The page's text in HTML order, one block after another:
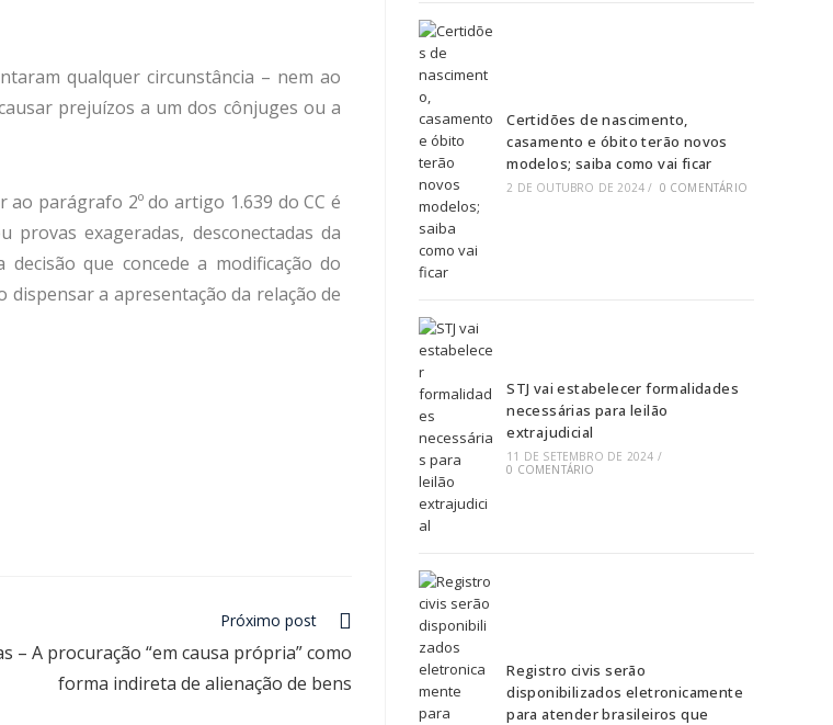
qualquer circunstância – nem ao
prejuízos a um dos cônjuges ou a
parágrafo 2º do artigo 1.639 do CC é
exageradas, desconectadas da
que concede a modificação do
dispensar a apresentação da relação de
Próximo post
– A procuração “em causa própria” como
forma indireta de alienação de bens
Certidões de nascimento,
casamento e óbito terão novos
modelos; saiba como vai ficar
2 DE OUTUBRO DE 2024 / 0 COMENTÁRIO
STJ vai estabelecer formalidades
necessárias para leilão
extrajudicial
11 DE SETEMBRO DE 2024 /
0 COMENTÁRIO
Registro civis serão
disponibilizados eletronicamente
para atender brasileiros que